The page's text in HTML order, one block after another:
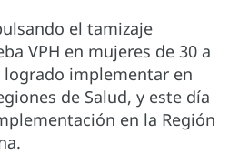
el tamizaje
VPH en mujeres de 30 a
logrado implementar en
de Salud, y este día
en la Región